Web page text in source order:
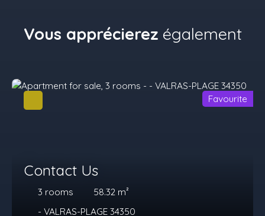
Vous apprécierez également
Contact Us
3 rooms 58.32 m²
- VALRAS-PLAGE 34350
Favourite